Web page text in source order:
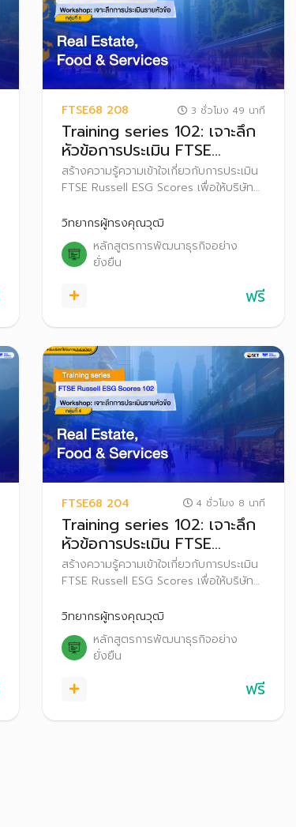
FTSE68 208 3 ชั่วโมง 49 นาที
Training series 102: เจาะลึก
หัวข้อการประเมิน FTSE
Russell ESG Scores 2025
สร้างความรู้ความเข้าใจเกี่ยวกับการประเมิน
FTSE Russell ESG Scores เพื่อให้บริษัท
ก่อนที่จะเริ่มประกาศผลการประเมิน FTSE
Russell ESG Scores สู่สาธารณะ ตั้งแต่ปี
2569 เป็นต้นไป
วิทยากรผู้ทรงคุณวุฒิ
หลักสูตรการพัฒนาธุรกิจอย่าง
ยั่งยืน
ฟรี
FTSE68 204 4 ชั่วโมง 8 นาที
Training series 102: เจาะลึก
หัวข้อการประเมิน FTSE
Russell ESG Scores 2025
สร้างความรู้ความเข้าใจเกี่ยวกับการประเมิน
FTSE Russell ESG Scores เพื่อให้บริษัท
ก่อนที่จะเริ่มประกาศผลการประเมิน FTSE
Russell ESG Scores สู่สาธารณะ ตั้งแต่ปี
2569 เป็นต้นไป
วิทยากรผู้ทรงคุณวุฒิ
หลักสูตรการพัฒนาธุรกิจอย่าง
ยั่งยืน
ฟรี